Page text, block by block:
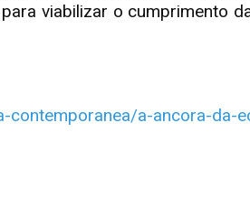
viabilizar o cumprimento
a-ancora-da-